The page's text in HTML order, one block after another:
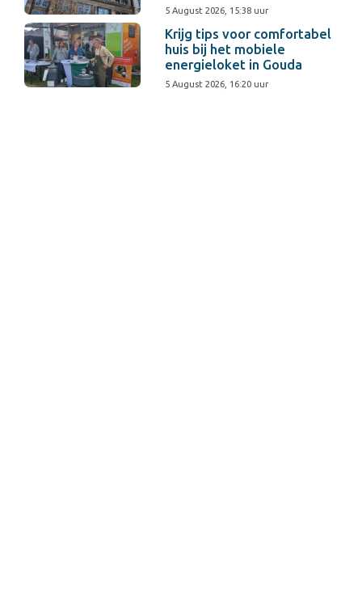
5 August 2026, 15:38 uur
Krijg tips voor comfortabel
huis bij het mobiele
energieloket in Gouda
5 August 2026, 16:20 uur